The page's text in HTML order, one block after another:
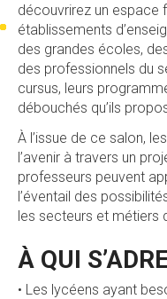
découvrirez un espace
établissements
des grandes écoles,
des professionnels du
cursus, leurs
débouchés qu’ils
À l’issue de ce salon,
l’avenir à travers un
professeurs peuvent
l’éventail des
les secteurs et métiers
À QUI
• Les lycéens ayant